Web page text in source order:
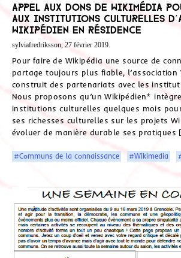
Appel aux dons de Wikimédia
aux institutions culturelles
wikipédien en résidence
sylviafredriksson, 27 février 2019.
Pour faire de Wikipédia une source de
partage toujours plus fiable, l’association
construit des partenariats avec les
Nous proposons qu’un Wikipédien*
institutions culturelles quelques mois
ses richesses culturelles sur les projets
évoluer de manière durable ses pratiques
#Communs de la connaissance #Wikimedia